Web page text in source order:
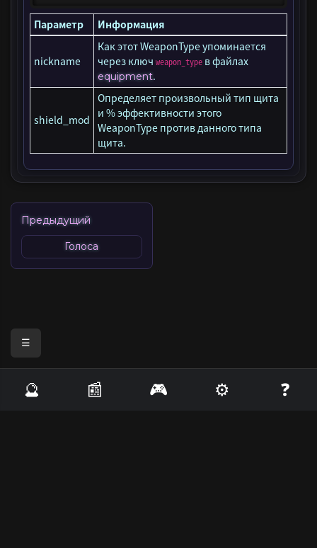
🔮 📰 🎮 ⚙️ ❓
Параметр Информация
nickname
Как этот WeaponType упоминается
через ключ weapon_typeв файлах
equipment.
shield_mod
Определяет произвольный тип щита
и % эффективности этого
WeaponType против данного типа
щита.
Предыдущий
Голоса
☰